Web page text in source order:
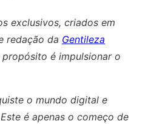
exclusivos, criados em
redação da Gentileza
propósito é impulsionar o
o mundo digital e
é apenas o começo de